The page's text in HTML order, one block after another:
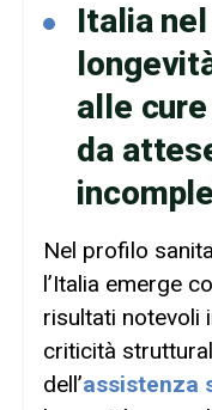
Italia nel
alle
da
Nel profilo
l’Italia emerge
risultati notevoli
criticità
dell’assistenza